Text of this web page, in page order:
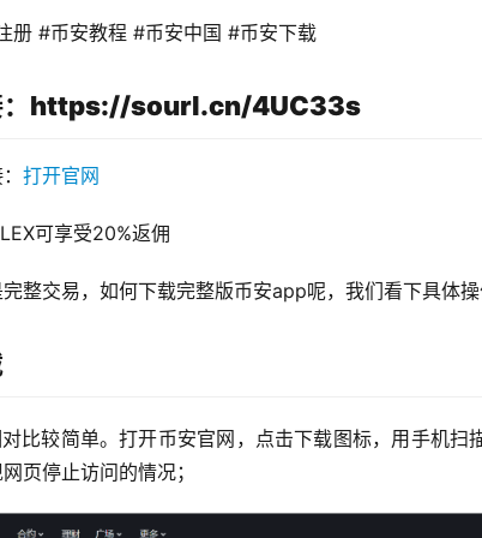
册 #币安教程 #币安中国 #币安下载
：https://sourl.cn/4UC33s
打开官网
可享受20%返佣
整交易，如何下载完整版币安app呢，我们看下具体
比较简单。打开币安官网，点击下载图标，用手机扫
页停止访问的情况；